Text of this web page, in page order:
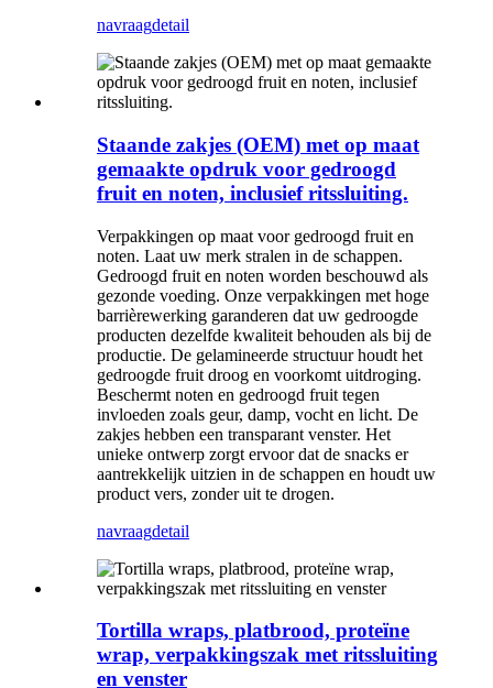
navraagdetail
Staande zakjes (OEM) met op maat
gemaakte opdruk voor gedroogd
fruit en noten, inclusief ritssluiting.
Verpakkingen op maat voor gedroogd fruit en
noten. Laat uw merk stralen in de schappen.
Gedroogd fruit en noten worden beschouwd als
gezonde voeding. Onze verpakkingen met hoge
barrièrewerking garanderen dat uw gedroogde
producten dezelfde kwaliteit behouden als bij de
productie. De gelamineerde structuur houdt het
gedroogde fruit droog en voorkomt uitdroging.
Beschermt noten en gedroogd fruit tegen
invloeden zoals geur, damp, vocht en licht. De
zakjes hebben een transparant venster. Het
unieke ontwerp zorgt ervoor dat de snacks er
aantrekkelijk uitzien in de schappen en houdt uw
product vers, zonder uit te drogen.
navraagdetail
Tortilla wraps, platbrood, proteïne
wrap, verpakkingszak met ritssluiting
en venster